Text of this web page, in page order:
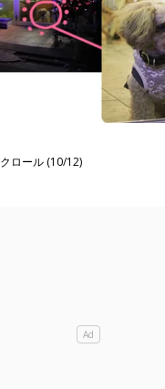
ロール (10/12)